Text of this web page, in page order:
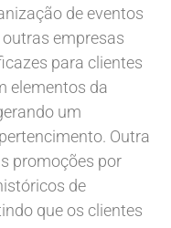
de eventos
empresas
para clientes
elementos da
um
Outra
promoções por
de
que os clientes